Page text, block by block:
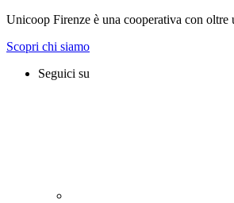
Unicoop Firenze è una cooperativa con oltre
Scopri chi siamo
Seguici su